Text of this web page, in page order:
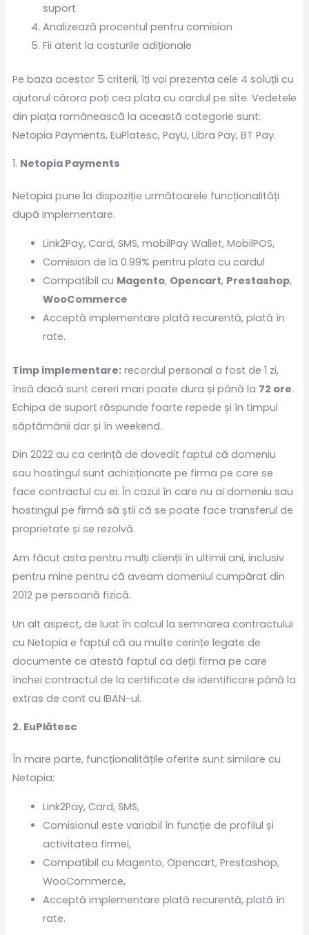
suport
Analizează procentul pentru comision
Fii atent la costurile adiționale
Pe baza acestor 5 criterii, îți voi prezenta cele 4 soluții cu
ajutorul cărora poți cea plata cu cardul pe site. Vedetele
din piața românească la această categorie sunt:
Netopia Payments, EuPlatesc, PayU, Libra Pay, BT Pay.
1. Netopia Payments
Netopia pune la dispoziție următoarele funcționalități
după implementare.
Link2Pay, Card, SMS, mobilPay Wallet, MobilPOS,
Comision de la 0.99% pentru plata cu cardul
Compatibil cu Magento, Opencart, Prestashop,
WooCommerce
Acceptă implementare plată recurentă, plată în
rate.
Timp implementare:recordul personal a fost de 1 zi,
însă dacă sunt cereri mari poate dura și până la 72 ore.
Echipa de suport răspunde foarte repede și în timpul
săptămânii dar și în weekend.
Din 2022 au ca cerință de dovedit faptul că domeniu
sau hostingul sunt achiziționate pe firma pe care se
face contractul cu ei. În cazul în care nu ai domeniu sau
hostingul pe firmă să știi că se poate face transferul de
proprietate și se rezolvă.
Am făcut asta pentru mulți clienții în ultimii ani, inclusiv
pentru mine pentru că aveam domeniul cumpărat din
2012 pe persoană fizică.
Un alt aspect, de luat în calcul la semnarea contractului
cu Netopia e faptul că au multe cerințe legate de
documente ce atestă faptul ca deții firma pe care
închei contractul de la certificate de identificare până la
extras de cont cu IBAN-ul.
2. EuPlătesc
În mare parte, funcționalitățile oferite sunt similare cu
Netopia:
Link2Pay, Card, SMS,
Comisionul este variabil în funcție de profilul și
activitatea firmei,
Compatibil cu Magento, Opencart, Prestashop,
WooCommerce,
Acceptă implementare plată recurentă, plată în
rate.